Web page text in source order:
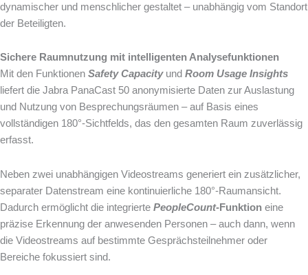
dynamischer und menschlicher gestaltet – unabhängig vom Standort
der Beteiligten.
Sichere Raumnutzung mit intelligenten Analysefunktionen
Mit den Funktionen Safety Capacityund Room Usage Insights
liefert die Jabra PanaCast 50 anonymisierte Daten zur Auslastung
und Nutzung von Besprechungsräumen – auf Basis eines
vollständigen 180°-Sichtfelds, das den gesamten Raum zuverlässig
erfasst.
Neben zwei unabhängigen Videostreams generiert ein zusätzlicher,
separater Datenstream eine kontinuierliche 180°-Raumansicht.
Dadurch ermöglicht die integrierte PeopleCount-Funktion eine
präzise Erkennung der anwesenden Personen – auch dann, wenn
die Videostreams auf bestimmte Gesprächsteilnehmer oder
Bereiche fokussiert sind.